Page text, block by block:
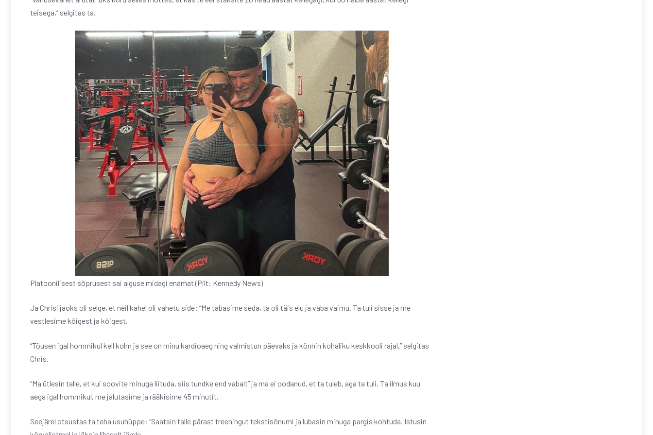
teisega,” selgitas ta.
Platoonilisest sõprusest sai alguse midagi enamat (Pilt: Kennedy News)
Ja Chrisi jaoks oli selge, et neil kahel oli vahetu side: “Me tabasime seda, ta oli täis elu ja vaba vaimu. Ta tuli sisse ja me
vestlesime kõigest ja kõigest.
“Tõusen igal hommikul kell kolm ja see on minu kardioaeg ning valmistun päevaks ja kõnnin kohaliku keskkooli rajal,” selgitas
Chris.
“Ma ütlesin talle, et kui soovite minuga liituda, siis tundke end vabalt” ja ma ei oodanud, et ta tuleb, aga ta tuli. Ta ilmus kuu
aega igal hommikul, me jalutasime ja rääkisime 45 minutit.
Seejärel otsustas ta teha usuhüppe: “Saatsin talle pärast treeningut tekstisõnumi ja lubasin minuga pargis kohtuda. Istusin